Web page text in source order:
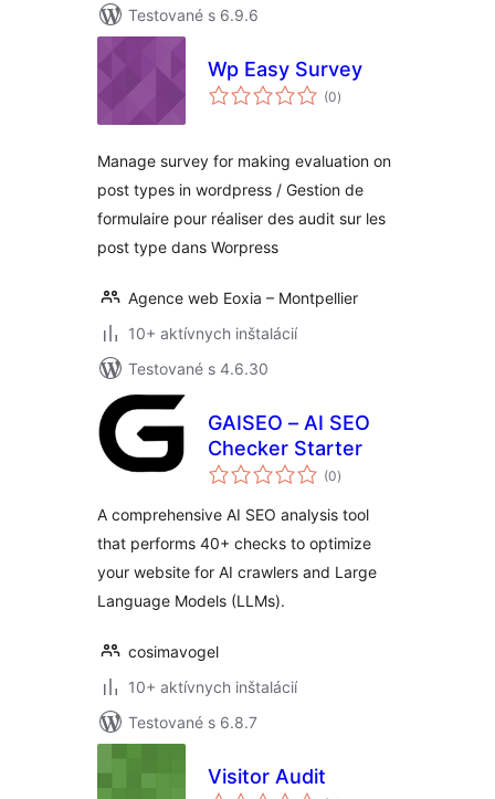
Testované s 6.9.6
Wp Easy Survey
(0celkové
hodnotenie
)
Manage survey for making evaluation on
post types in wordpress / Gestion de
formulaire pour réaliser des audit sur les
post type dans Worpress
Agence web Eoxia – Montpellier
10+ aktívnych inštalácií
Testované s 4.6.30
GAISEO – AI SEO
Checker Starter
(0celkové
hodnotenie
)
A comprehensive AI SEO analysis tool
that performs 40+ checks to optimize
your website for AI crawlers and Large
Language Models (LLMs).
cosimavogel
10+ aktívnych inštalácií
Testované s 6.8.7
Visitor Audit